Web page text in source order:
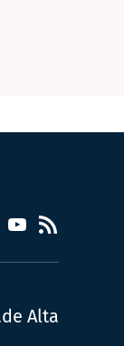
YouTube
RSS
Alta